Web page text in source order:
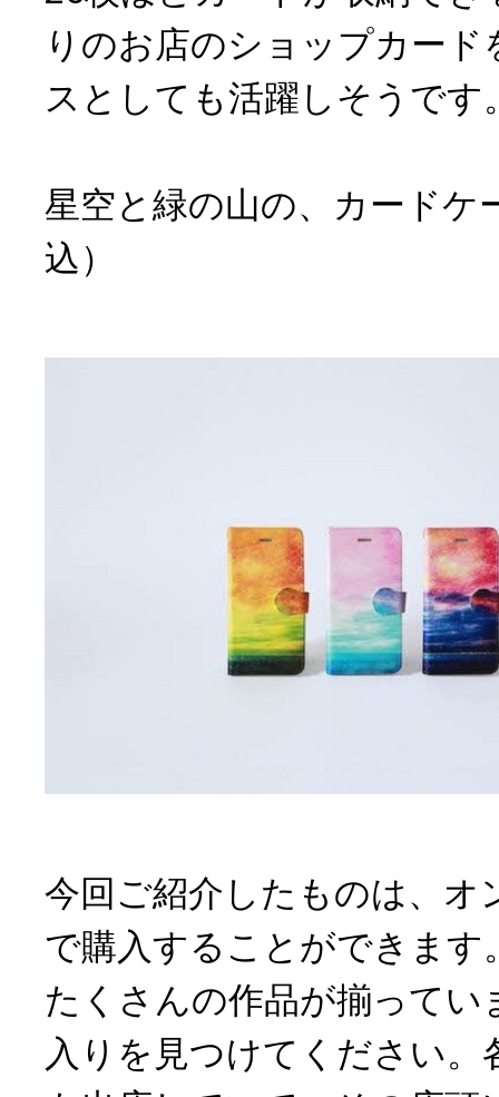
りのお店のショップカー
スとしても活躍しそうです
星空と緑の山の、カード
込）
今回ご紹介したものは、オ
で購入することができます
たくさんの作品が揃ってい
入りを見つけてください。